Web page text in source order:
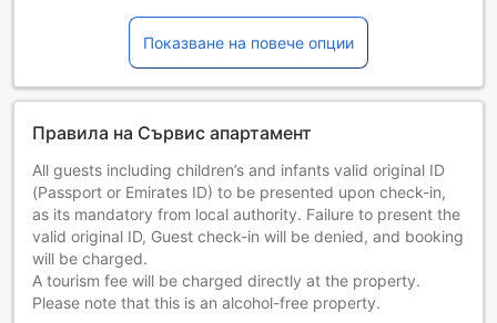
Показване на повече опции
Правила на Сървис апартамент
All guests including children’s and infants valid original ID
(Passport or Emirates ID) to be presented upon check-in,
as its mandatory from local authority. Failure to present the
valid original ID, Guest check-in will be denied, and booking
will be charged.
A tourism fee will be charged directly at the property.
Please note that this is an alcohol-free property.